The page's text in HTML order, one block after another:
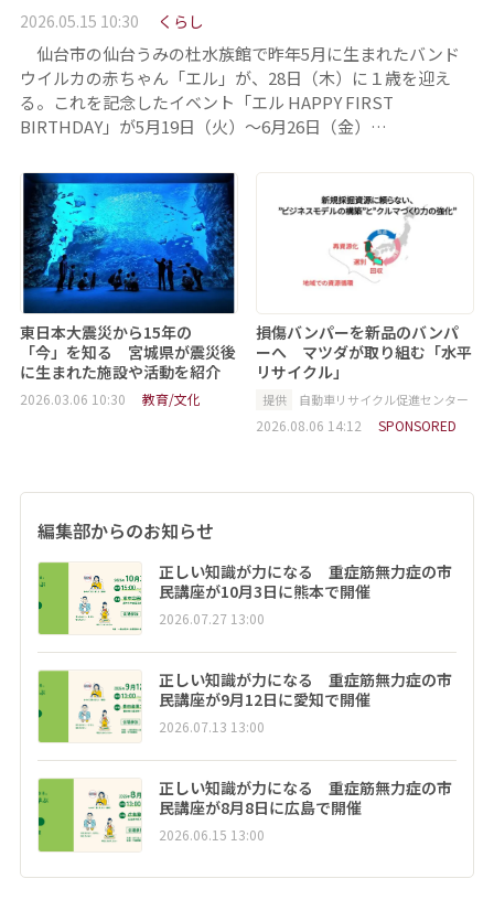
2026.05.15 10:30 くらし
仙台市の仙台うみの杜水族館で昨年5月に生まれたバンド
ウイルカの赤ちゃん「エル」が、28日（木）に１歳を迎え
る。これを記念したイベント「エル HAPPY FIRST
BIRTHDAY」が5月19日（火）～6月26日（金）…
東日本大震災から15年の
「今」を知る 宮城県が震災後
に生まれた施設や活動を紹介
2026.03.06 10:30 教育/文化
損傷バンパーを新品のバンパ
ーへ マツダが取り組む「水平
リサイクル」
提供 自動車リサイクル促進センター
2026.08.06 14:12 SPONSORED
編集部からのお知らせ
正しい知識が力になる 重症筋無力症の市
民講座が10月3日に熊本で開催
2026.07.27 13:00
正しい知識が力になる 重症筋無力症の市
民講座が9月12日に愛知で開催
2026.07.13 13:00
正しい知識が力になる 重症筋無力症の市
民講座が8月8日に広島で開催
2026.06.15 13:00